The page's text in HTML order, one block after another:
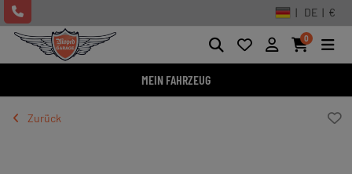
| DE | €
0
MEIN FAHRZEUG
Zurück